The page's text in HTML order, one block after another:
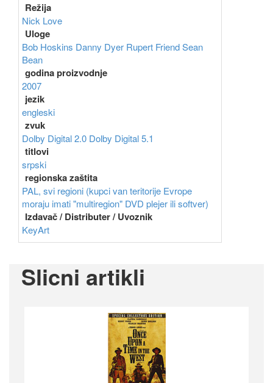
Režija
Nick Love
Uloge
Bob Hoskins Danny Dyer Rupert FriendSean
Bean
godina proizvodnje
2007
jezik
engleski
zvuk
Dolby Digital 2.0 Dolby Digital 5.1
titlovi
srpski
regionska zaštita
PAL, svi regioni (kupci van teritorije Evrope
moraju imati "multiregion" DVD plejer ili softver)
Izdavač / Distributer / Uvoznik
KeyArt
Slicni artikli